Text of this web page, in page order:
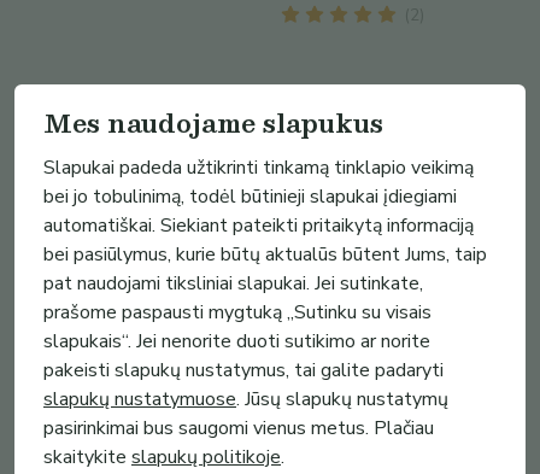
( 2
39.00€ - 13%
Dovana JAJ - Roses Dovana JAJ
- Dydele Tapyta rankomis
šilko...
Nadin Smo Design
35.99€ -20%
Diena Dovana JAJ Juodas
Moteriškas šilkinis šalikas -
Praban...
Nadin Smo Design
Mes naudojame slapukus
Slapukai padeda užtikrinti tinkamą tinklapio veikimą
bei jo tobulinimą, todėl būtinieji slapukai įdiegiami
automatiškai. Siekiant pateikti pritaikytą informaciją
bei pasiūlymus, kurie būtų aktualūs būtent Jums, taip
pat naudojami tiksliniai slapukai. Jei sutinkate,
prašome paspausti mygtuką „Sutinku su visais
slapukais“. Jei nenorite duoti sutikimo ar norite
pakeisti slapukų nustatymus, tai galite padaryti
slapukų nustatymuose. Jūsų slapukų nustatymų
pasirinkimai bus saugomi vienus metus. Plačiau
skaitykite slapukų politikoje.